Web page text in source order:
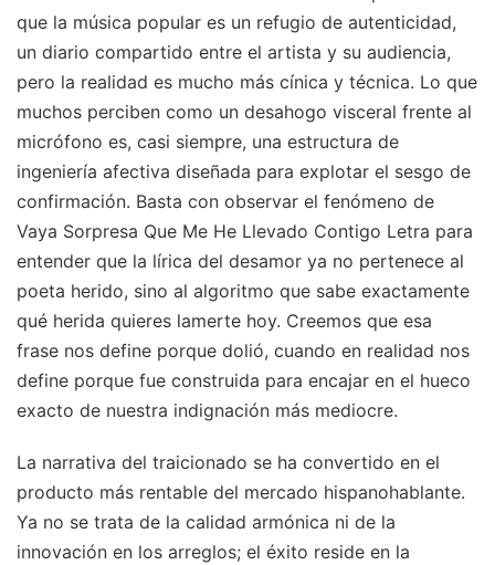
que la música popular es un refugio de autenticidad,
un diario compartido entre el artista y su audiencia,
pero la realidad es mucho más cínica y técnica. Lo que
muchos perciben como un desahogo visceral frente al
micrófono es, casi siempre, una estructura de
ingeniería afectiva diseñada para explotar el sesgo de
confirmación. Basta con observar el fenómeno de
Vaya Sorpresa Que Me He Llevado Contigo Letra para
entender que la lírica del desamor ya no pertenece al
poeta herido, sino al algoritmo que sabe exactamente
qué herida quieres lamerte hoy. Creemos que esa
frase nos define porque dolió, cuando en realidad nos
define porque fue construida para encajar en el hueco
exacto de nuestra indignación más mediocre.
La narrativa del traicionado se ha convertido en el
producto más rentable del mercado hispanohablante.
Ya no se trata de la calidad armónica ni de la
innovación en los arreglos; el éxito reside en la